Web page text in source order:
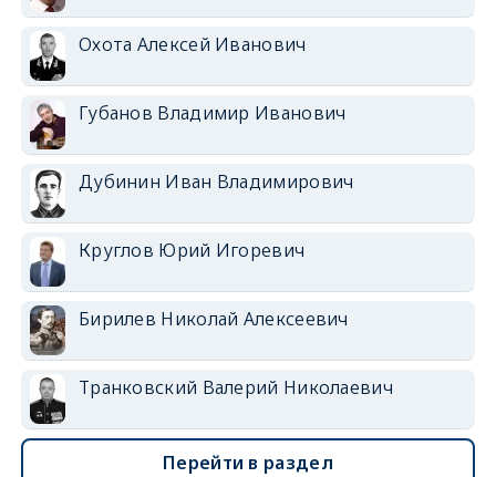
Охота Алексей Иванович
Губанов Владимир Иванович
Дубинин Иван Владимирович
Круглов Юрий Игоревич
Бирилев Николай Алексеевич
Транковский Валерий Николаевич
Перейти в раздел